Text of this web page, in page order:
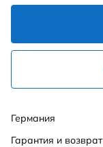
Гарантия и возврат
Германия